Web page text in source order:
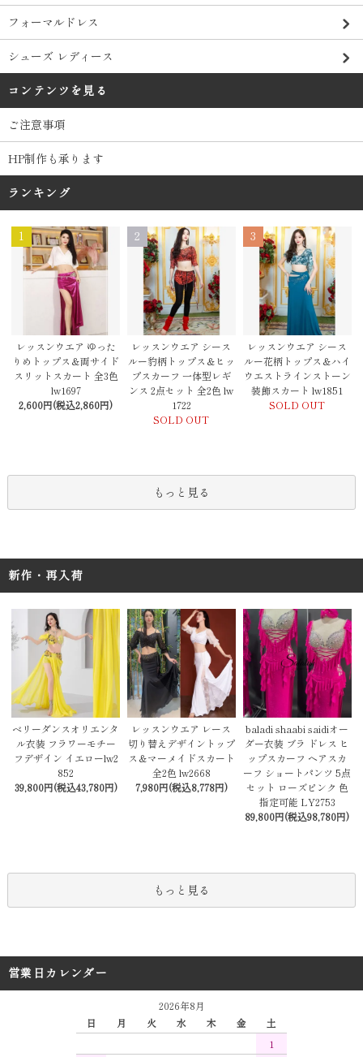
フォーマルドレス
シューズ レディース
コンテンツを見る
ご注意事項
HP制作も承ります
ランキング
1
レッスンウエア ゆった
りめトップス＆両サイド
スリットスカート 全3色
lw1697
2,600円(税込2,860円)
2
レッスンウエア シース
ルー豹柄トップス＆ヒッ
プスカーフ 一体型レギ
ンス 2点セット 全2色 lw
1722
SOLD OUT
3
レッスンウエア シース
ルー花柄トップス＆ハイ
ウエストラインストーン
装飾スカート lw1851
SOLD OUT
もっと見る
新作・再入荷
ベリーダンスオリエンタ
ル衣装 フラワーモチー
フデザイン イエローlw2
852
39,800円(税込43,780円)
レッスンウエア レース
切り替えデザイントップ
ス＆マーメイドスカート
全2色 lw2668
7,980円(税込8,778円)
baladi shaabi saidiオー
ダー衣装 ブラ ドレス ヒ
ップスカーフ ヘアスカ
ーフ ショートパンツ 5点
セット ローズピンク 色
指定可能 LY2753
89,800円(税込98,780円)
もっと見る
営業日カレンダー
2026年8月
日
月 火 水 木 金
土
1